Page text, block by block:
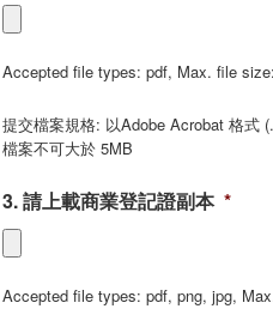
Accepted file types: pdf, Max. file
提交檔案規格: 以Adobe Acrobat 格式
檔案不可大於 5MB
3. 請上載商業登記證副本 *
Accepted file types: pdf, png, jpg,